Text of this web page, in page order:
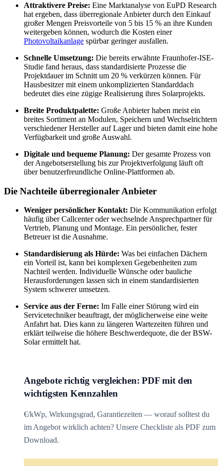
Attraktivere Preise: Eine Marktanalyse von EuPD Research
hat ergeben, dass überregionale Anbieter durch den Einkauf
großer Mengen Preisvorteile von 5 bis 15 % an ihre Kunden
weitergeben können, wodurch die Kosten einer
Photovoltaikanlage spürbar geringer ausfallen.
Schnelle Umsetzung: Die bereits erwähnte Fraunhofer-ISE-
Studie fand heraus, dass standardisierte Prozesse die
Projektdauer im Schnitt um 20 % verkürzen können. Für
Hausbesitzer mit einem unkomplizierten Standarddach
bedeutet dies eine zügige Realisierung ihres Solarprojekts.
Breite Produktpalette: Große Anbieter haben meist ein
breites Sortiment an Modulen, Speichern und Wechselrichtern
verschiedener Hersteller auf Lager und bieten damit eine hohe
Verfügbarkeit und große Auswahl.
Digitale und bequeme Planung: Der gesamte Prozess von
der Angebotserstellung bis zur Projektverfolgung läuft oft
über benutzerfreundliche Online-Plattformen ab.
Die Nachteile überregionaler Anbieter
Weniger persönlicher Kontakt: Die Kommunikation erfolgt
häufig über Callcenter oder wechselnde Ansprechpartner für
Vertrieb, Planung und Montage. Ein persönlicher, fester
Betreuer ist die Ausnahme.
Standardisierung als Hürde: Was bei einfachen Dächern
ein Vorteil ist, kann bei komplexen Gegebenheiten zum
Nachteil werden. Individuelle Wünsche oder bauliche
Herausforderungen lassen sich in einem standardisierten
System schwerer umsetzen.
Service aus der Ferne: Im Falle einer Störung wird ein
Servicetechniker beauftragt, der möglicherweise eine weite
Anfahrt hat. Dies kann zu längeren Wartezeiten führen und
erklärt teilweise die höhere Beschwerdequote, die der BSW-
Solar ermittelt hat.
Angebote richtig vergleichen: PDF mit den
wichtigsten Kennzahlen
€/kWp, Wirkungsgrad, Garantiezeiten — worauf solltest du
im Angebot wirklich achten? Unsere Checkliste als PDF zum
Download.